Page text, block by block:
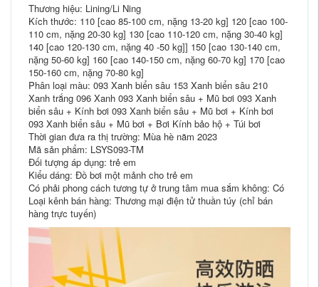
Thương hiệu: Lining/Li Ning
Kích thước: 110 [cao 85-100 cm, nặng 13-20 kg] 120 [cao 100-
110 cm, nặng 20-30 kg] 130 [cao 110-120 cm, nặng 30-40 kg]
140 [cao 120-130 cm, nặng 40 -50 kg]] 150 [cao 130-140 cm,
nặng 50-60 kg] 160 [cao 140-150 cm, nặng 60-70 kg] 170 [cao
150-160 cm, nặng 70-80 kg]
Phân loại màu: 093 Xanh biển sâu 153 Xanh biển sâu 210
Xanh trắng 096 Xanh 093 Xanh biển sâu + Mũ bơi 093 Xanh
biển sâu + Kính bơi 093 Xanh biển sâu + Mũ bơi + Kính bơi
093 Xanh biển sâu + Mũ bơi + Bơi Kính bảo hộ + Túi bơi
Thời gian đưa ra thị trường: Mùa hè năm 2023
Mã sản phẩm: LSYS093-TM
Đối tượng áp dụng: trẻ em
Kiểu dáng: Đồ bơi một mảnh cho trẻ em
Có phải phong cách tương tự ở trung tâm mua sắm không: Có
Loại kênh bán hàng: Thương mại điện tử thuần túy (chỉ bán
hàng trực tuyến)